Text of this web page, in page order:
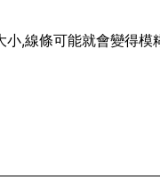
,線條可能就會變得